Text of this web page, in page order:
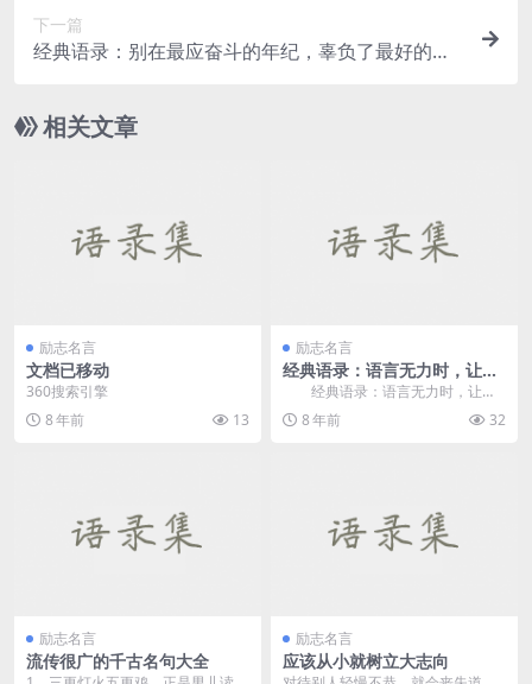
下一篇
经典语录：别在最应奋斗的年纪，辜负了最好的自
相关文章
励志名言
文档已移动
360搜索引擎
8 年前
13
励志名言
经典语录：语言无力时，让沉
默发声
经典语录：语言无力时，让沉
默发声 1、与其热闹着引人夺
目，步步紧逼，不如...
8 年前 32
励志名言
流传很广的千古名句大全
励志名言
应该从小就树立大志向